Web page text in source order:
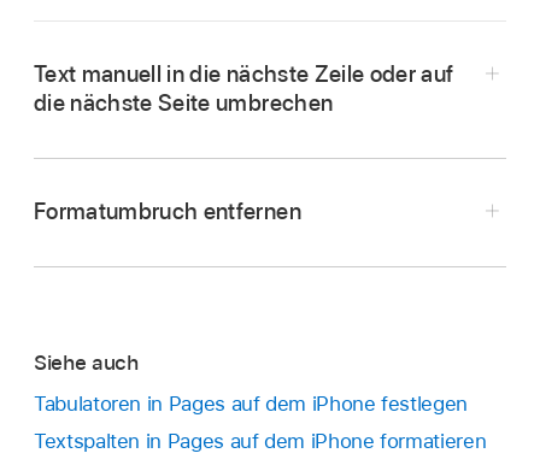
Text manuell in die nächste Zeile oder auf
die nächste Seite umbrechen
Tippe auf „Einfügen“ und schließlich auf
Seitenlayoutdokument
Seitenumbrüche verwendet. Stattdessen
kannst du
eine neue Seite hinzufügen
Formatumbruch entfernen
Siehe auch
Tabulatoren in Pages auf dem iPhone festlegen
Textspalten in Pages auf dem iPhone formatieren